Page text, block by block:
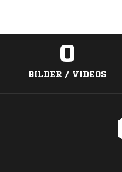
0
BILDER / VIDEOS